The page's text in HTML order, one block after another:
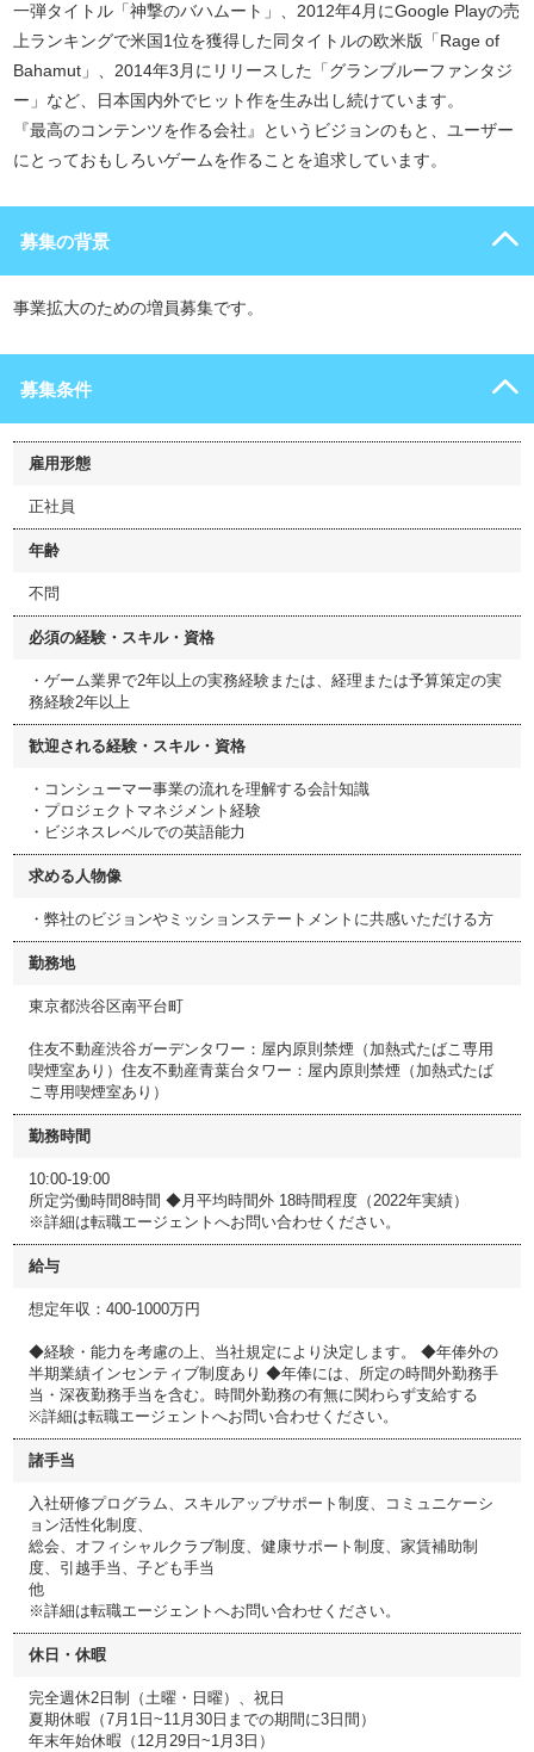
一弾タイトル「神撃のバハムート」、2012年4月にGoogle Playの売
上ランキングで米国1位を獲得した同タイトルの欧米版「Rage of
Bahamut」、2014年3月にリリースした「グランブルーファンタジ
ー」など、日本国内外でヒット作を生み出し続けています。
『最高のコンテンツを作る会社』というビジョンのもと、ユーザー
にとっておもしろいゲームを作ることを追求しています。
募集の背景
事業拡大のための増員募集です。
募集条件
雇用形態
正社員
年齢
不問
必須の経験・スキル・資格
・ゲーム業界で2年以上の実務経験または、経理または予算策定の実
務経験2年以上
歓迎される経験・スキル・資格
・コンシューマー事業の流れを理解する会計知識
・プロジェクトマネジメント経験
・ビジネスレベルでの英語能力
求める人物像
・弊社のビジョンやミッションステートメントに共感いただける方
勤務地
東京都渋谷区南平台町
住友不動産渋谷ガーデンタワー：屋内原則禁煙（加熱式たばこ専用
喫煙室あり）住友不動産青葉台タワー：屋内原則禁煙（加熱式たば
こ専用喫煙室あり）
勤務時間
10:00-19:00
所定労働時間8時間 ◆月平均時間外 18時間程度（2022年実績）
※詳細は転職エージェントへお問い合わせください。
給与
想定年収：400-1000万円
◆経験・能力を考慮の上、当社規定により決定します。 ◆年俸外の
半期業績インセンティブ制度あり ◆年俸には、所定の時間外勤務手
当・深夜勤務手当を含む。時間外勤務の有無に関わらず支給する
※詳細は転職エージェントへお問い合わせください。
諸手当
入社研修プログラム、スキルアップサポート制度、コミュニケーシ
ョン活性化制度、
総会、オフィシャルクラブ制度、健康サポート制度、家賃補助制
度、引越手当、子ども手当
他
※詳細は転職エージェントへお問い合わせください。
休日・休暇
完全週休2日制（土曜・日曜）、祝日
夏期休暇（7月1日~11月30日までの期間に3日間）
年末年始休暇（12月29日~1月3日）